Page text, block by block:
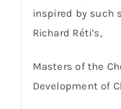
inspired by such
Richard Réti’s,
Masters of the
Development of